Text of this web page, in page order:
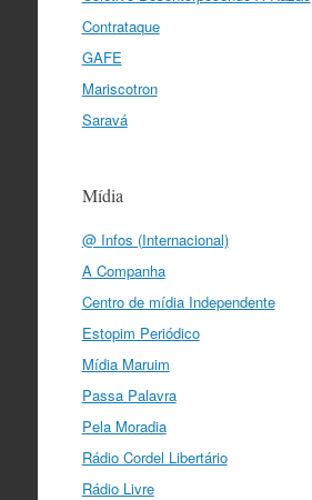
Contrataque
GAFE
Mariscotron
Saravá
Mídia
@ Infos (Internacional)
A Companha
Centro de mídia Independente
Estopim Periódico
Mídia Maruim
Passa Palavra
Pela Moradia
Rádio Cordel Libertário
Rádio Livre